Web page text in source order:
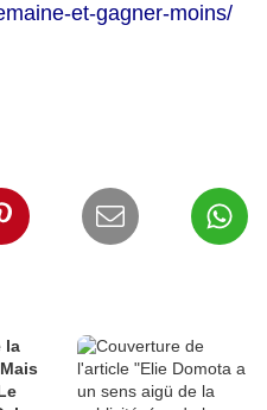
et-gagner-moins/
la